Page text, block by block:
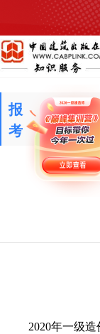
报
考
建工快报
报考指南
2020年一级